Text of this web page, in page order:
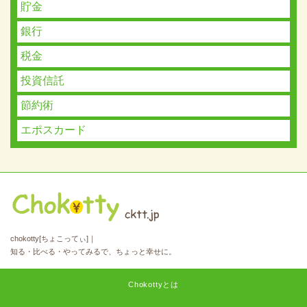
貯金
銀行
税金
投資信託
節約術
エポスカード
chokotty[ちょこってぃ]｜
知る・比べる・やってみるで、ちょっと幸せに。
Chokottyとは